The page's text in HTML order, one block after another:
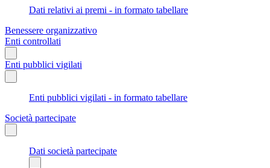
Dati relativi ai premi - in formato tabellare
Benessere organizzativo
Enti controllati
Enti pubblici vigilati
Enti pubblici vigilati - in formato tabellare
Società partecipate
Dati società partecipate